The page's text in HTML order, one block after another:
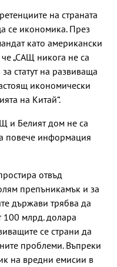
на страната
се икономика. През
като американски
„САЩ никога не са
статут на развиваща
икономически
на Китай“.
и Белият дом не са
повече информация
отвъд
препъникамък и за
държави трябва да
100 млрд. долара
се страни да
проблеми. Въпреки
на вредни емисии в